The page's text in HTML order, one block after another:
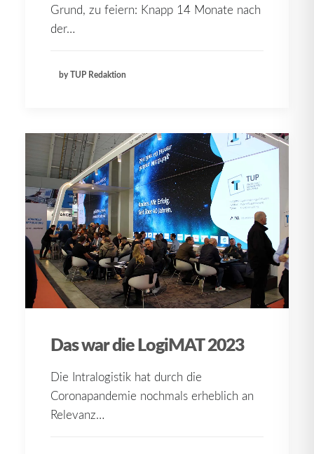
Grund, zu feiern: Knapp 14 Monate nach
der…
by TUP Redaktion
Das war die LogiMAT 2023
Die Intralogistik hat durch die
Coronapandemie nochmals erheblich an
Relevanz…